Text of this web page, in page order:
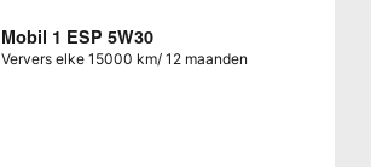
Mobil 1 ESP 5W30
Ververs elke 15000 km/ 12 maanden